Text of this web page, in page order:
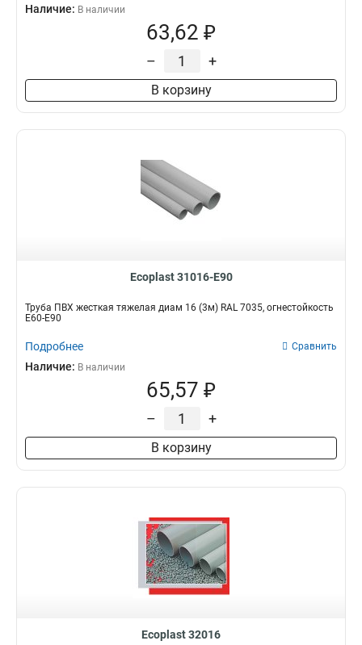
Наличие: В наличии
63,62 ₽
– +
В корзину
Ecoplast 31016-E90
Труба ПВХ жесткая тяжелая диам 16 (3м) RAL 7035, огнестойкость
E60-E90
Подробнее Сравнить
Наличие: В наличии
65,57 ₽
– +
В корзину
Ecoplast 32016